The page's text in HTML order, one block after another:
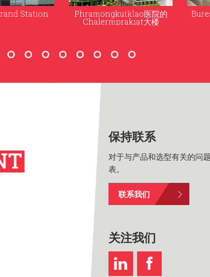
医院的
大楼
Bureau of the Budget（新
办公楼）
保持联系
对于与产品和选型有关的问
表。
联系我们
关注我们